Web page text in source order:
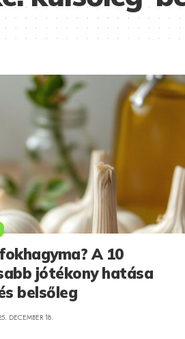
A 10
jótékony hatása
belsőleg
DECEMBER 18.